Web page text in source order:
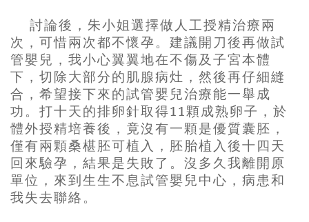
討論後，朱小姐選擇做人工授精治療兩
次，可惜兩次都不懷孕。建議開刀後再做試
管嬰兒，我小心翼翼地在不傷及子宮本體
下，切除大部分的肌腺病灶，然後再仔細縫
合，希望接下來的試管嬰兒治療能一舉成
功。打十天的排卵針取得11顆成熟卵子，於
體外授精培養後，竟沒有一顆是優質囊胚，
僅有兩顆桑椹胚可植入，胚胎植入後十四天
回來驗孕，結果是失敗了。沒多久我離開原
單位，來到生生不息試管嬰兒中心，病患和
我失去聯絡。